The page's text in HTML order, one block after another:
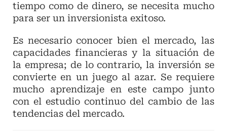
tiempo como de dinero, se necesita mucho
para ser un inversionista exitoso.
Es necesario conocer bien el mercado, las
capacidades financieras y la situación de
la empresa; de lo contrario, la inversión se
convierte en un juego al azar. Se requiere
mucho aprendizaje en este campo junto
con el estudio continuo del cambio de las
tendencias del mercado.